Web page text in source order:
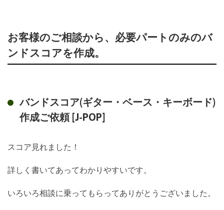
お客様のご相談から、必要パートのみのバ
ンドスコアを作成。
バンドスコア(ギター・ベース・キーボード)
作成ご依頼 [J-POP]
スコア見れました！
詳しく書いてあってわかりやすいです。
いろいろ相談に乗ってもらってありがとうございました。